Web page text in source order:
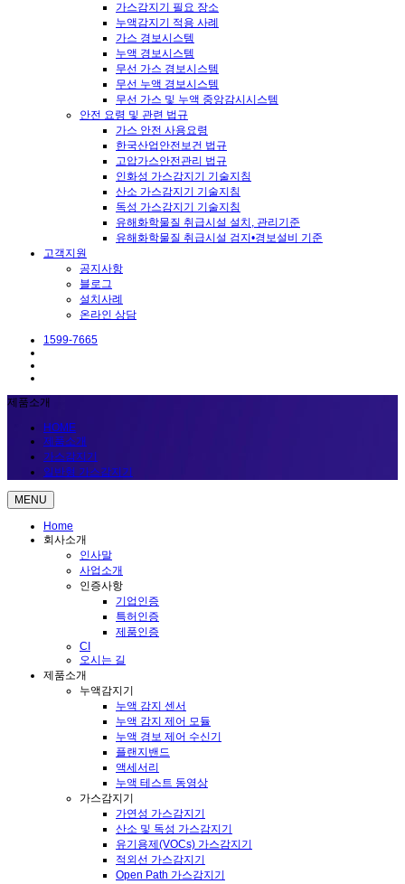
가스감지기 필요 장소
누액감지기 적용 사례
가스 경보시스템
누액 경보시스템
무선 가스 경보시스템
무선 누액 경보시스템
무선 가스 및 누액 중앙감시시스템
안전 요령 및 관련 법규
가스 안전 사용요령
한국산업안전보건 법규
고압가스안전관리 법규
인화성 가스감지기 기술지침
산소 가스감지기 기술지침
독성 가스감지기 기술지침
유해화학물질 취급시설 설치, 관리기준
유해화학물질 취급시설 검지•경보설비 기준
고객지원
공지사항
블로그
설치사례
온라인 상담
1599-7665
제품소개
HOME
제품소개
가스감지기
일반형 가스감지기
MENU
Home
회사소개
인사말
사업소개
인증사항
기업인증
특허인증
제품인증
CI
오시는 길
제품소개
누액감지기
누액 감지 센서
누액 감지 제어 모듈
누액 경보 제어 수신기
플랜지밴드
액세서리
누액 테스트 동영상
가스감지기
가연성 가스감지기
산소 및 독성 가스감지기
유기용제(VOCs) 가스감지기
적외선 가스감지기
Open Path 가스감지기